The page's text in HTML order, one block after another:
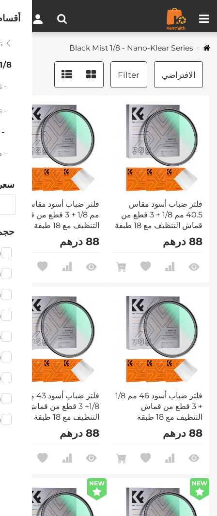
0
Black Mist 1/8 - Nano-Klear Series
8
- Black Mist 1/8 - Nano-Xcel Series
- Black Mist 1/8 - Nano-Dazzle Series
1/8 - Nano-Klear Series
-
الافتراضي Filter
فلتر ضباب أسود مقاس
40.5 مم 1/8 + 3 قطع من
قماش التنظيف مع 18 طبقة
متعددة الطبقات من سلسلة
Nano-Klear
88 درهم
مم 1/8 + 3 قطع من قماش
التنظيف مع 18 طبقة
متعددة الطبقات من سلسلة
Nano-Klear
88 درهم
فلتر ضباب أسود 46 مم 1/8
+ 3 قطع من قماش
التنظيف مع 18 طبقة
متعددة الطبقات من سلسلة
Nano-Klear
88 درهم
فلتر ضباب أسود 43 مم
1/8+ 3 قطع من قماش
التنظيف مع 18 طبقة
متعددة الطبقات من سلسلة
Nano-Klear
88 درهم
NEW
NEW